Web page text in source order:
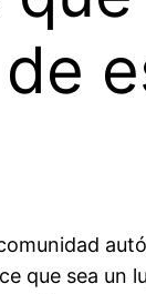
que sea